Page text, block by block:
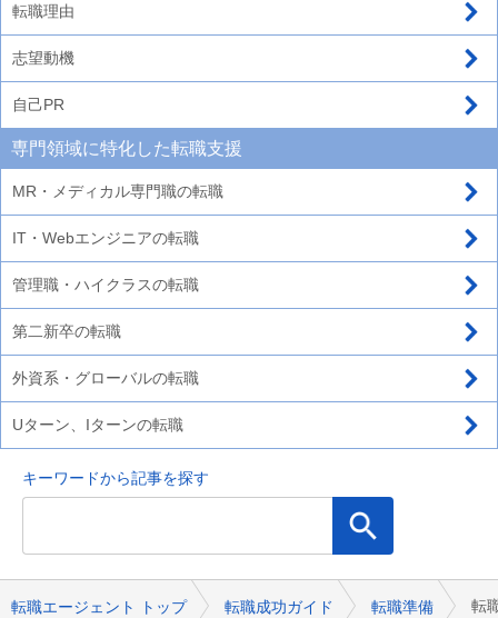
転職理由
志望動機
自己PR
専門領域に特化した転職支援
MR・メディカル専門職の転職
IT・Webエンジニアの転職
管理職・ハイクラスの転職
第二新卒の転職
外資系・グローバルの転職
Uターン、Iターンの転職
キーワードから記事を探す
転職エージェント トップ 転職成功ガイド 転職準備 転